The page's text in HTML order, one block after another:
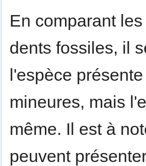
En comparant
dents fossiles, il
l'espèce
mineures, mais
même. Il est à
peuvent